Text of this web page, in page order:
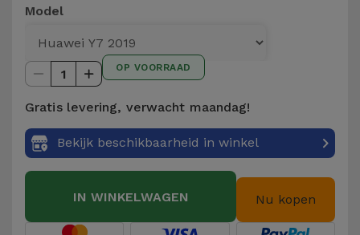
TCL
Andere
merken
Bekijk
alles
Telefoonketens
Gadgets
Hygiëne
en Huis
Koffers
Model
1 OP VOORRAAD
Gratis levering, verwacht maandag!
Bekijk beschikbaarheid in winkel
IN WINKELWAGEN Nu kopen